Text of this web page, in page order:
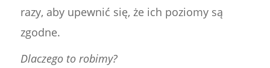
razy, aby upewnić się, że ich poziomy są
zgodne.
Dlaczego to robimy?